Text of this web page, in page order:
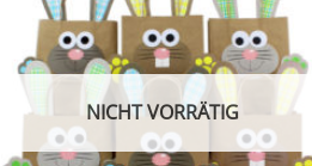
Add to
wishlist
NICHT VORRÄTIG